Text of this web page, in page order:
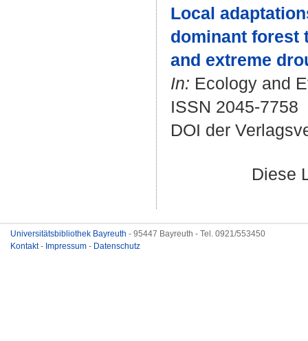
Local
dominant forest
and extreme
In: Ecology and
ISSN 2045-7758
DOI der
Diese
Universitätsbibliothek Bayreuth - 95447 Bayreuth - Tel. 0921/553450
Kontakt- Impressum - Datenschutz